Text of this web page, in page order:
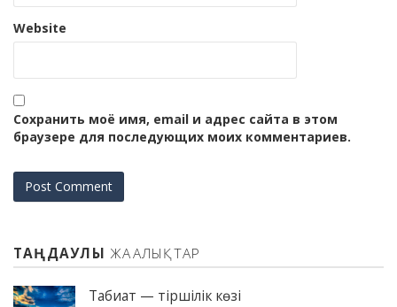
Website
Сохранить моё имя, email и адрес сайта в этом
браузере для последующих моих комментариев.
ТАҢДАУЛЫ ЖАҢАЛЫҚТАР
Табиғат — тіршілік көзі